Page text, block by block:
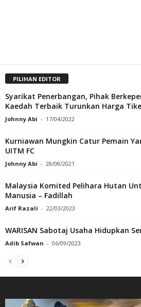
PILIHAN EDITOR
Syarikat Penerbangan, Pihak
Kaedah Terbaik Turunkan Harga
Johnny Abi - 17/04/2022
Kurniawan Mungkin Catur Pemain
UITM FC
Johnny Abi - 28/08/2021
Malaysia Komited Pelihara Hutan
Manusia – Fadillah
Arif Razali - 22/03/2023
WARISAN Sabotaj Usaha Hidupkan
Adib Safwan - 06/09/2023